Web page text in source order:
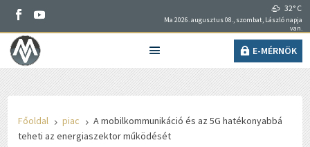
32° C
Ma 2026. augusztus 08., szombat, László napja
van.
E-MÉRNÖK
Főoldal 5 piac 5 A mobilkommunikáció és az 5G hatékonyabbá
teheti az energiaszektor működését